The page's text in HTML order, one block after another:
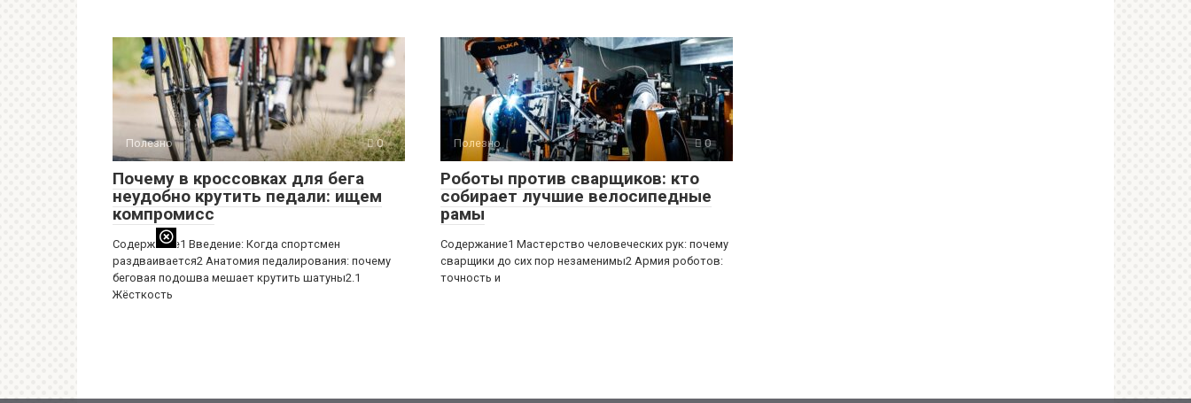
Полезно 0
Почему в кроссовках для бега
неудобно крутить педали: ищем
компромисс
Содержание1 Введение: Когда спортсмен
раздваивается2 Анатомия педалирования: почему
беговая подошва мешает крутить шатуны2.1
Жёсткость
Полезно 0
Роботы против сварщиков: кто
собирает лучшие велосипедные
рамы
Содержание1 Мастерство человеческих рук: почему
сварщики до сих пор незаменимы2 Армия роботов:
точность и